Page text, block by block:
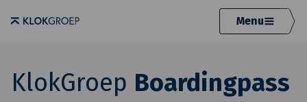
Menu
KlokGroep Boardingpass